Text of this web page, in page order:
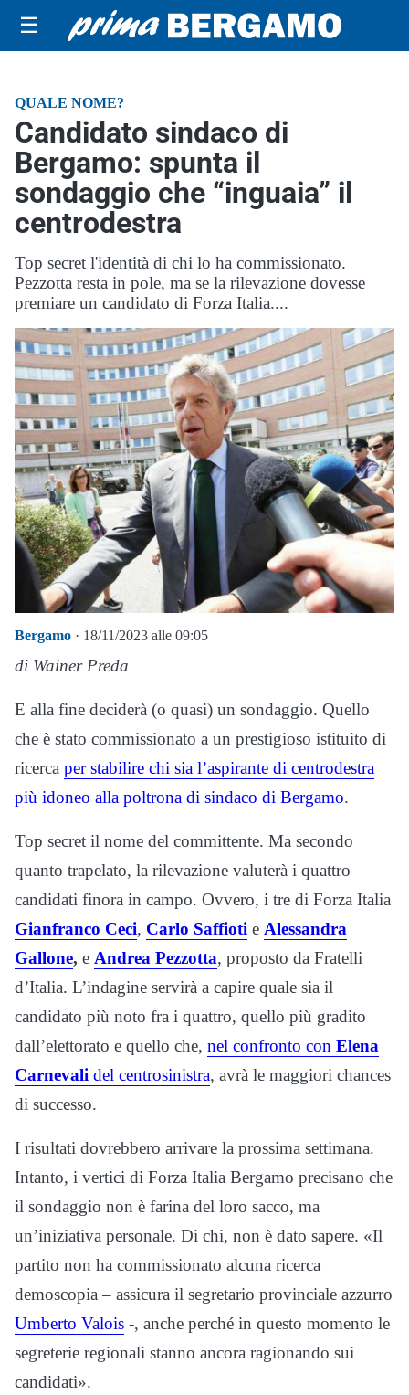
☰
QUALE NOME?
Candidato sindaco di
Bergamo: spunta il
sondaggio che “inguaia” il
centrodestra
Top secret l'identità di chi lo ha commissionato.
Pezzotta resta in pole, ma se la rilevazione dovesse
premiare un candidato di Forza Italia....
Bergamo · 18/11/2023 alle 09:05
di Wainer Preda
E alla fine deciderà (o quasi) un sondaggio. Quello
che è stato commissionato a un prestigioso istituito di
ricerca per stabilire chi sia l’aspirante di centrodestra
più idoneo alla poltrona di sindaco di Bergamo.
Top secret il nome del committente. Ma secondo
quanto trapelato, la rilevazione valuterà i quattro
candidati finora in campo. Ovvero, i tre di Forza Italia
Gianfranco Ceci, Carlo Saffioti e Alessandra
Gallone, e Andrea Pezzotta, proposto da Fratelli
d’Italia. L’indagine servirà a capire quale sia il
candidato più noto fra i quattro, quello più gradito
dall’elettorato e quello che, nel confronto con Elena
Carnevali del centrosinistra, avrà le maggiori chances
di successo.
I risultati dovrebbero arrivare la prossima settimana.
Intanto, i vertici di Forza Italia Bergamo precisano che
il sondaggio non è farina del loro sacco, ma
un’iniziativa personale. Di chi, non è dato sapere. «Il
partito non ha commissionato alcuna ricerca
demoscopia – assicura il segretario provinciale azzurro
Umberto Valois -, anche perché in questo momento le
segreterie regionali stanno ancora ragionando sui
candidati».